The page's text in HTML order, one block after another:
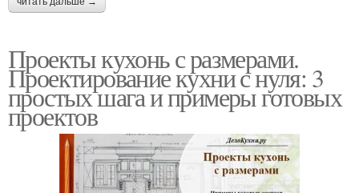
Проекты кухонь с размерами.
Проектирование кухни с нуля: 3
простых шага и примеры готовых
проектов